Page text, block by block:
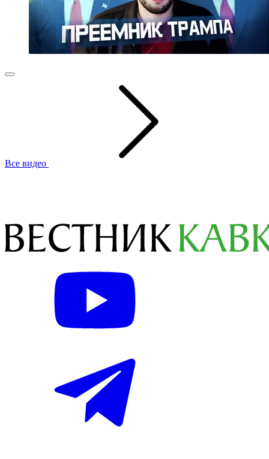
Все видео